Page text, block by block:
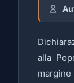
alla